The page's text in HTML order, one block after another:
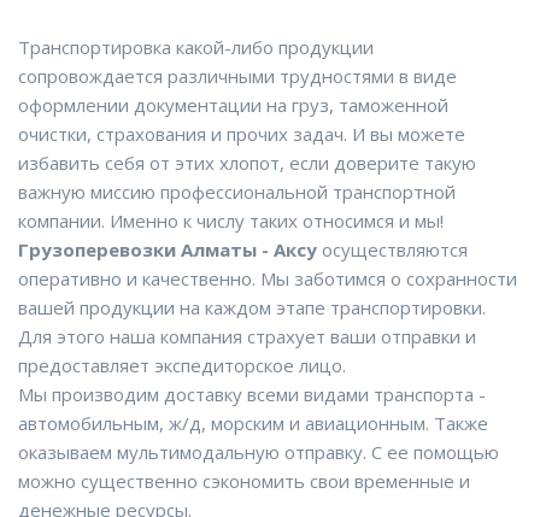
Транспортировка какой-либо продукции
сопровождается различными трудностями в виде
оформлении документации на груз, таможенной
очистки, страхования и прочих задач. И вы можете
избавить себя от этих хлопот, если доверите такую
важную миссию профессиональной транспортной
компании. Именно к числу таких относимся и мы!
Грузоперевозки Алматы - Аксу осуществляются
оперативно и качественно. Мы заботимся о сохранности
вашей продукции на каждом этапе транспортировки.
Для этого наша компания страхует ваши отправки и
предоставляет экспедиторское лицо.
Мы производим доставку всеми видами транспорта -
автомобильным, ж/д, морским и авиационным. Также
оказываем мультимодальную отправку. С ее помощью
можно существенно сэкономить свои временные и
денежные ресурсы.